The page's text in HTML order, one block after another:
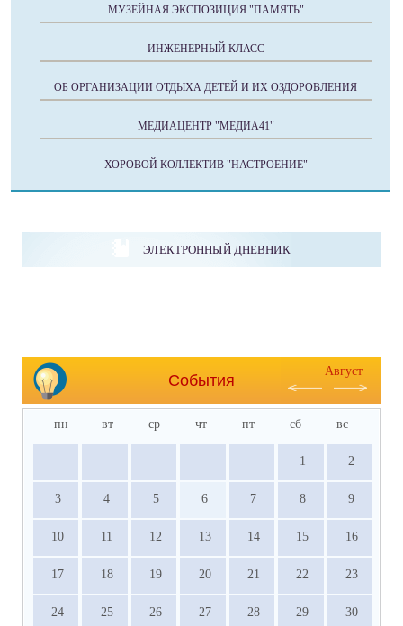
МУЗЕЙНАЯ ЭКСПОЗИЦИЯ "ПАМЯТЬ"
ИНЖЕНЕРНЫЙ КЛАСС
ОБ ОРГАНИЗАЦИИ ОТДЫХА ДЕТЕЙ И ИХ ОЗДОРОВЛЕНИЯ
МЕДИАЦЕНТР "МЕДИА41"
ХОРОВОЙ КОЛЛЕКТИВ "НАСТРОЕНИЕ"
ЭЛЕКТРОННЫЙ ДНЕВНИК
События
Август
пн вт ср чт пт сб вс
1 2
3 4 5 6 7 8 9
10 11 12 13 14 15 16
17 18 19 20 21 22 23
24 25 26 27 28 29 30